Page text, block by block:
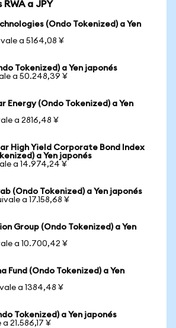
a JPY
(Ondo Tokenized) a Yen
a 5164,08 ¥
Tokenized) a Yen japonés
a 50.248,39 ¥
Energy (Ondo Tokenized) a Yen
a 2816,48 ¥
High Yield Corporate Bond Index
a Yen japonés
a 14.974,24 ¥
(Ondo Tokenized) a Yen japonés
a 17.158,68 ¥
Group (Ondo Tokenized) a Yen
a 10.700,42 ¥
Fund (Ondo Tokenized) a Yen
a 1384,48 ¥
Tokenized) a Yen japonés
21.586,17 ¥